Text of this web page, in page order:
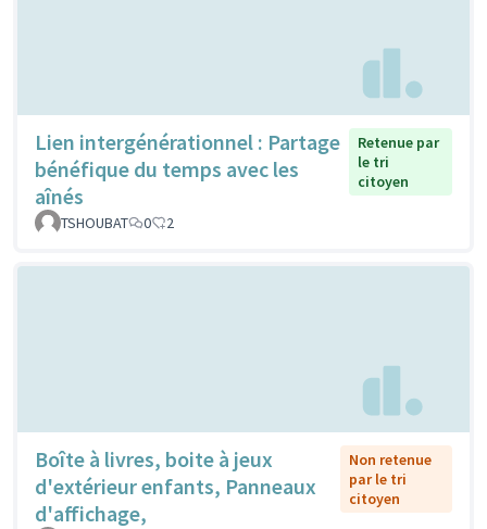
Lien intergénérationnel : Partage
bénéfique du temps avec les
aînés
Retenue par
le tri
citoyen
TSHOUBAT 0 2
Boîte à livres, boite à jeux
d'extérieur enfants, Panneaux
d'affichage,
Non retenue
par le tri
citoyen